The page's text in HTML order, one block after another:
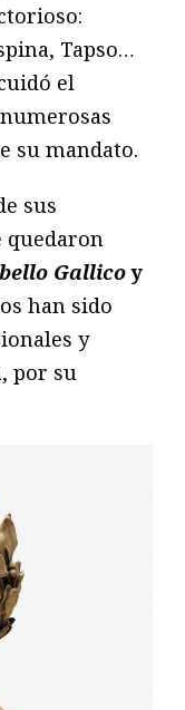
Tapso…
el
su mandato.
sus
quedaron
Gallicoy
han sido
y
por su